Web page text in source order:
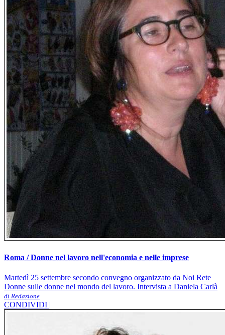
Roma / Donne nel lavoro nell'economia e nelle imprese
Martedì 25 settembre secondo convegno organizzato da Noi Rete
Donne sulle donne nel mondo del lavoro. Intervista a Daniela Carlà
di Redazione
CONDIVIDI |